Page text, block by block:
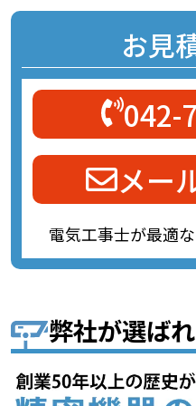
お見
042-
メー
電気工事士が最適
弊社が選ば